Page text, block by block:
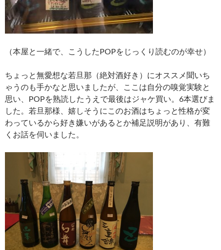
（本屋と一緒で、こうしたPOPをじっくり読むのが幸せ）
ちょっと無愛想な若旦那（絶対酒好き）にオススメ聞いち
ゃうのも手かなと思いましたが、ここは自分の嗅覚実験と
思い、POPを熟読したうえで最後はジャケ買い。6本選びま
した。若旦那様、嬉しそうにこのお酒はちょっと性格が変
わっているから好き嫌いがあるとか補足説明があり、有難
くお話を伺いました。